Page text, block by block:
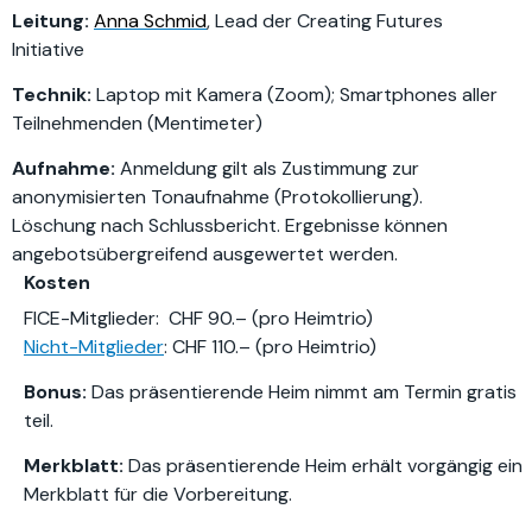
Leitung: Anna Schmid, Lead der Creating Futures
Initiative
Technik: Laptop mit Kamera (Zoom); Smartphones aller
Teilnehmenden (Mentimeter)
Aufnahme: Anmeldung gilt als Zustimmung zur
anonymisierten Tonaufnahme (Protokollierung).
Löschung nach Schlussbericht. Ergebnisse können
angebotsübergreifend ausgewertet werden.
Kosten
FICE-Mitglieder: CHF 90.– (pro Heimtrio)
Nicht-Mitglieder: CHF 110.– (pro Heimtrio)
Bonus: Das präsentierende Heim nimmt am Termin gratis
teil.
Merkblatt: Das präsentierende Heim erhält vorgängig ein
Merkblatt für die Vorbereitung.